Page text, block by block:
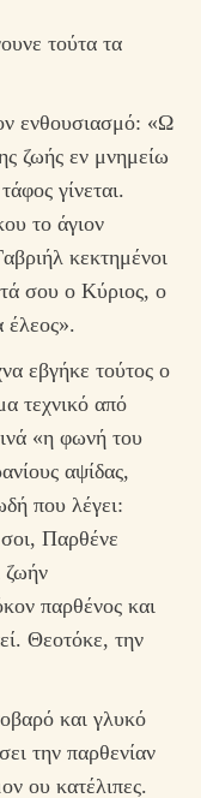
τούτα τα
ενθουσιασμό: «Ω
ζωής εν μνημείω
γίνεται.
το άγιον
κεκτημένοι
σου ο Κύριος, ο
εβγήκε τούτος ο
τεχνικό από
«η φωνή του
αψίδας,
που λέγει:
Παρθένε
ζωήν
παρθένος και
Θεοτόκε, την
και γλυκό
την παρθενίαν
ου κατέλιπες.